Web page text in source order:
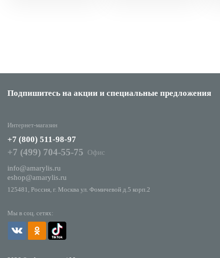
Подпишитесь на акции и специальные предложения
Мы в соц. сетях:
Интернет-магазин
+7 (800) 511-98-97
+7 (499) 704-55-75
Офис
info@amarylis.ru
eshop@amarylis.ru
125481, Россия, г. Москва ул. Фомичевой д.5 корп.2